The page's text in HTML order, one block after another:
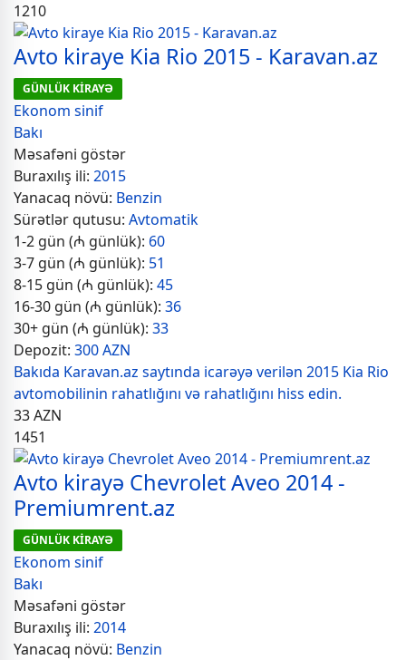
1210
Avto kiraye Kia Rio 2015 - Karavan.az
GÜNLÜK KİRAYƏ
Ekonom sinif
Bakı
Məsafəni göstər
Buraxılış ili: 2015
Yanacaq növü: Benzin
Sürətlər qutusu: Avtomatik
1-2 gün (₼ günlük): 60
3-7 gün (₼ günlük): 51
8-15 gün (₼ günlük): 45
16-30 gün (₼ günlük): 36
30+ gün (₼ günlük): 33
Depozit: 300 AZN
Bakıda Karavan.az saytında icarəyə verilən 2015 Kia Rio
avtomobilinin rahatlığını və rahatlığını hiss edin.
33AZN
1451
Avto kirayə Chevrolet Aveo 2014 -
Premiumrent.az
GÜNLÜK KİRAYƏ
Ekonom sinif
Bakı
Məsafəni göstər
Buraxılış ili: 2014
Yanacaq növü: Benzin